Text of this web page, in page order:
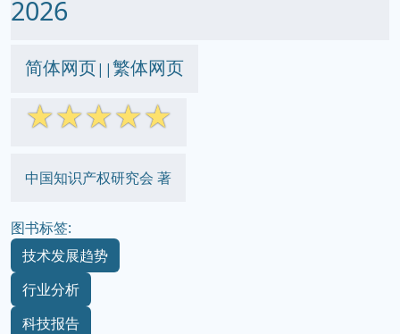
2026
简体网页||繁体网页
☆☆☆☆☆
中国知识产权研究会 著
图书标签:
技术发展趋势
行业分析
科技报告